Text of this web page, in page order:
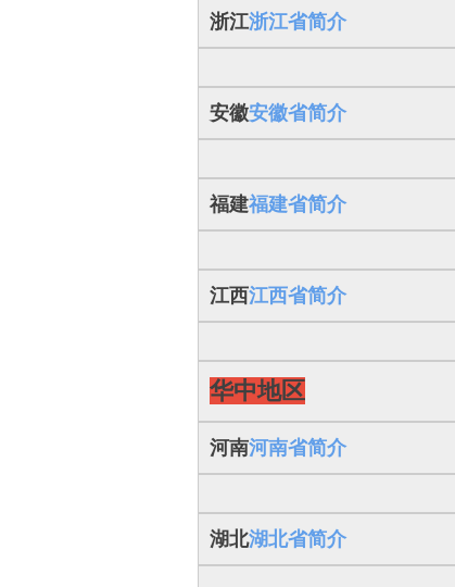
浙江浙江省简介
安徽安徽省简介
福建福建省简介
江西江西省简介
华中地区
河南河南省简介
湖北湖北省简介